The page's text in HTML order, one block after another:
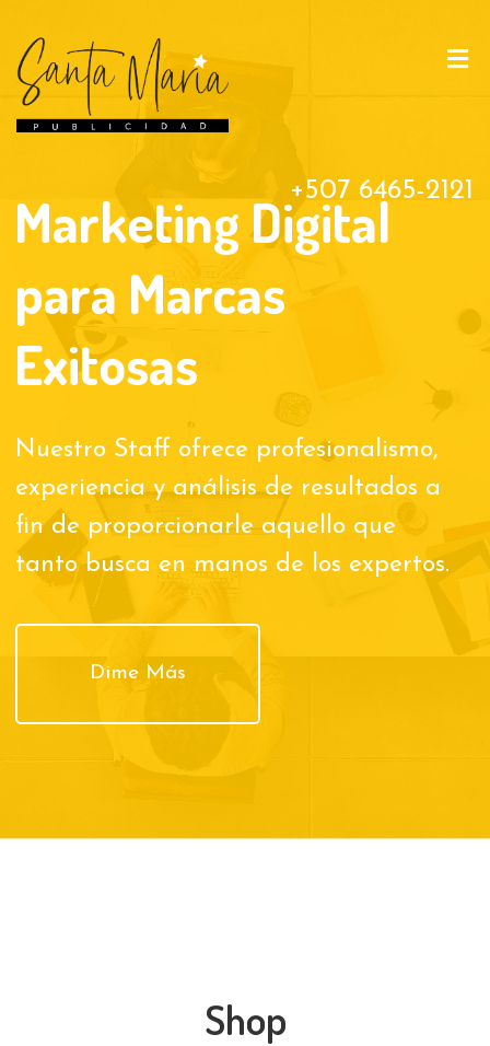
+507 6465-2121
Marketing Digital
para Marcas
Exitosas
Nuestro Staff ofrece profesionalismo,
experiencia y análisis de resultados a
fin de proporcionarle aquello que
tanto busca en manos de los expertos.
Dime Más
Shop